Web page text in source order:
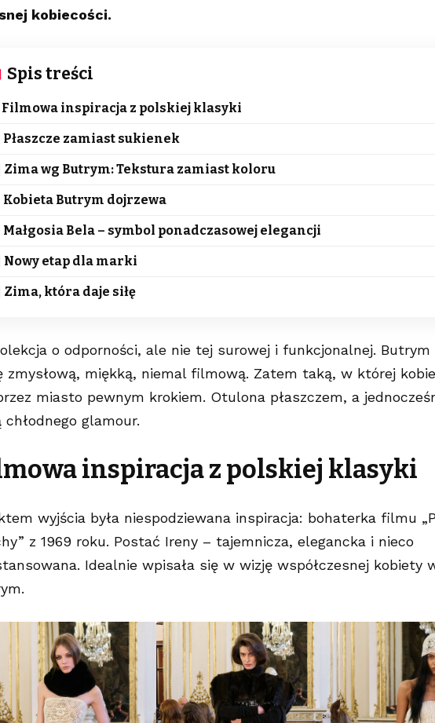
kobiecości.
Spis treści
Filmowa inspiracja z polskiej klasyki
Płaszcze zamiast sukienek
Zima wg Butrym: Tekstura zamiast koloru
Kobieta Butrym dojrzewa
Małgosia Bela – symbol ponadczasowej elegancji
Nowy etap dla marki
Zima, która daje siłę
o odporności, ale nie tej surowej i funkcjonalnej. Butrym
zmysłową, miękką, niemal filmową. Zatem taką, w której
miasto pewnym krokiem. Otulona płaszczem, a
chłodnego glamour.
inspiracja z polskiej klasyki
wyjścia była niespodziewana inspiracja: bohaterka filmu
z 1969 roku. Postać Ireny – tajemnicza, elegancka i nieco
Idealnie wpisała się w wizję współczesnej kobiety
.